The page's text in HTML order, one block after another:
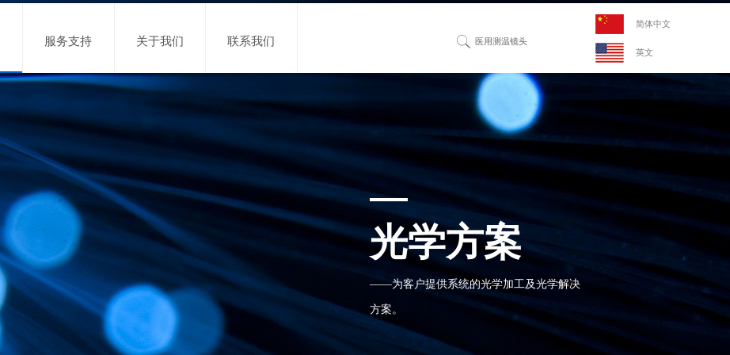
服务支持 关于我们 联系我们
简体中文
英文
光学方案
——为客户提供系统的光学加工及光学解决
方案。